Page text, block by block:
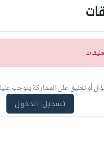
أو تعليق على المشاركة يتوجب
تسجيل الدخول